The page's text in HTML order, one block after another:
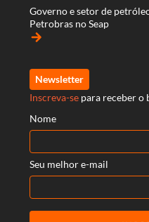
Governo e setor de
Petrobras no Seap
arrow_forward
Newsletter
Inscreva-se para receber o
Nome
Seu melhor e-mail